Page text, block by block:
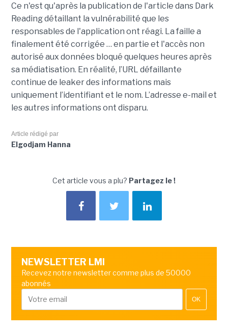
Ce n'est qu'après la publication de l'article dans Dark
Reading détaillant la vulnérabilité que les
responsables de l'application ont réagi. La faille a
finalement été corrigée … en partie et l'accès non
autorisé aux données bloqué quelques heures après
sa médiatisation. En réalité, l’URL défaillante
continue de leaker des informations mais
uniquement l’identifiant et le nom. L’adresse e-mail et
les autres informations ont disparu.
Article rédigé par
Elgodjam Hanna
Cet article vous a plu? Partagez le !
NEWSLETTER LMI
Recevez notre newsletter comme plus de 50000
abonnés
OK